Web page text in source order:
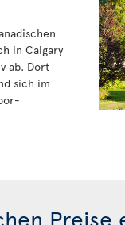
in Calgary
ab. Dort
sich im